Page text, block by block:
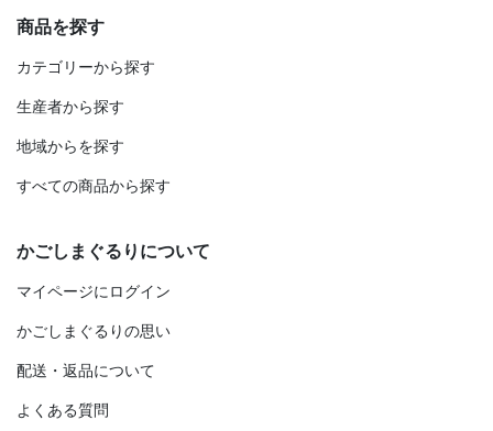
商品を探す
カテゴリーから探す
生産者から探す
地域からを探す
すべての商品から探す
かごしまぐるりについて
マイページにログイン
かごしまぐるりの思い
配送・返品について
よくある質問